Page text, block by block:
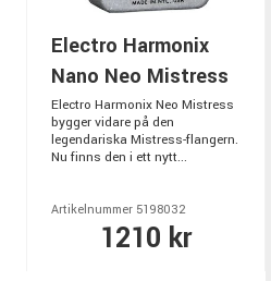
Electro Harmonix
Nano Neo Mistress
Electro Harmonix Neo Mistress
bygger vidare på den
legendariska Mistress-flangern.
Nu finns den i ett nytt...
Artikelnummer 5198032
1210 kr